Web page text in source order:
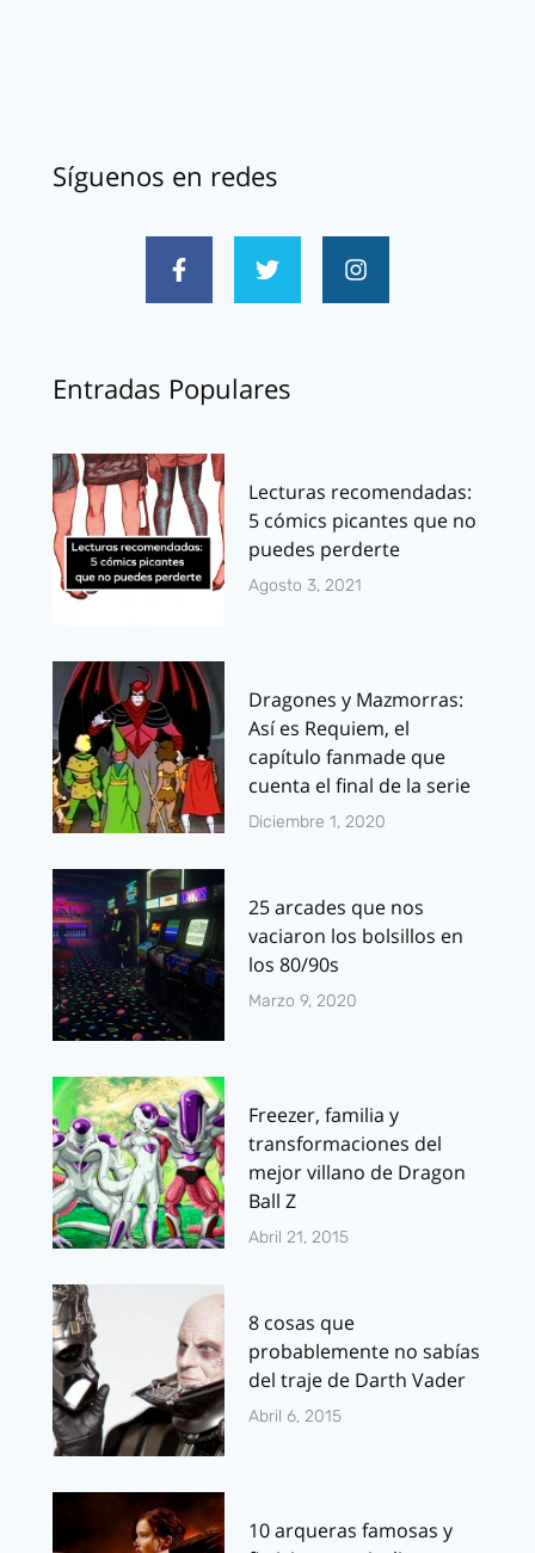
Síguenos en redes
Entradas Populares
Lecturas recomendadas:
5 cómics picantes que no
puedes perderte
Agosto 3, 2021
Dragones y Mazmorras:
Así es Requiem, el
capítulo fanmade que
cuenta el final de la serie
Diciembre 1, 2020
25 arcades que nos
vaciaron los bolsillos en
los 80/90s
Marzo 9, 2020
Freezer, familia y
transformaciones del
mejor villano de Dragon
Ball Z
Abril 21, 2015
8 cosas que
probablemente no sabías
del traje de Darth Vader
Abril 6, 2015
10 arqueras famosas y